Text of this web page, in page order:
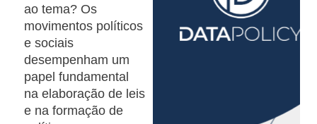
ao tema? Os
movimentos políticos
e sociais
desempenham um
papel fundamental
na elaboração de leis
e na formação de